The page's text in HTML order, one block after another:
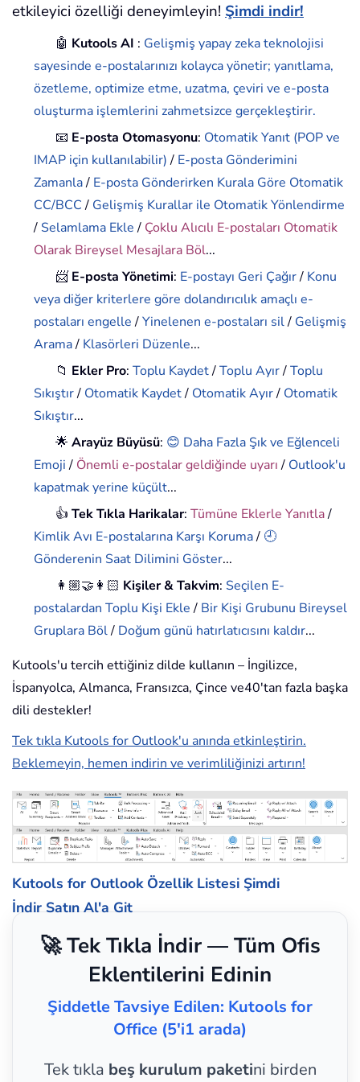
etkileyici özelliği deneyimleyin! Şimdi indir!
🤖 Kutools AI : Gelişmiş yapay zeka teknolojisi
sayesinde e-postalarınızı kolayca yönetir; yanıtlama,
özetleme, optimize etme, uzatma, çeviri ve e-posta
oluşturma işlemlerini zahmetsizce gerçekleştirir.
📧 E-posta Otomasyonu: Otomatik Yanıt (POP ve
IMAP için kullanılabilir)/ E-posta Gönderimini
Zamanla/ E-posta Gönderirken Kurala Göre Otomatik
CC/BCC/ Gelişmiş Kurallar ile Otomatik Yönlendirme
/ Selamlama Ekle/ Çoklu Alıcılı E-postaları Otomatik
Olarak Bireysel Mesajlara Böl...
📨 E-posta Yönetimi: E-postayı Geri Çağır/ Konu
veya diğer kriterlere göre dolandırıcılık amaçlı e-
postaları engelle/Yinelenen e-postaları sil/ Gelişmiş
Arama/ Klasörleri Düzenle...
📁 Ekler Pro:Toplu Kaydet/Toplu Ayır/Toplu
Sıkıştır/ Otomatik Kaydet/ Otomatik Ayır/ Otomatik
Sıkıştır...
🌟Arayüz Büyüsü: 😊 Daha Fazla Şık ve Eğlenceli
Emoji/ Önemli e-postalar geldiğinde uyarı/ Outlook'u
kapatmak yerine küçült...
👍Tek Tıkla Harikalar:Tümüne Eklerle Yanıtla/
Kimlik Avı E-postalarına Karşı Koruma/ 🕘
Gönderenin Saat Dilimini Göster...
👩🏼‍🤝‍👩🏻 Kişiler & Takvim: Seçilen E-
postalardan Toplu Kişi Ekle/ Bir Kişi Grubunu Bireysel
Gruplara Böl/ Doğum günü hatırlatıcısını kaldır...
Kutools'u tercih ettiğiniz dilde kullanın – İngilizce,
İspanyolca, Almanca, Fransızca, Çince ve40'tan fazla başka
dili destekler!
Tek tıkla Kutools for Outlook'u anında etkinleştirin.
Beklemeyin, hemen indirin ve verimliliğinizi artırın!
Kutools for Outlook Özellik Listesi Şimdi
İndir Satın Al'a Git
🚀 Tek Tıkla İndir — Tüm Ofis
Eklentilerini Edinin
Şiddetle Tavsiye Edilen: Kutools for
Office (5'i1 arada)
Tek tıkla beş kurulum paketini birden